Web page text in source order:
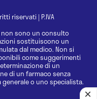
riservati| P.IVA
sono un consulto
sostituiscono un
dal medico. Non si
come suggerimenti
di un
di un farmaco senza
o uno specialista.